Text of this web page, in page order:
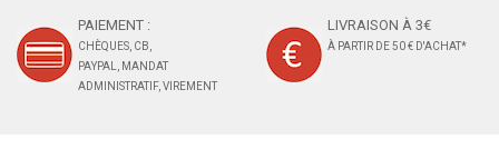
PAIEMENT :
CHÈQUES, CB,
PAYPAL, MANDAT
ADMINISTRATIF, VIREMENT
LIVRAISON À 3€
À PARTIR DE 50 € D'ACHAT*